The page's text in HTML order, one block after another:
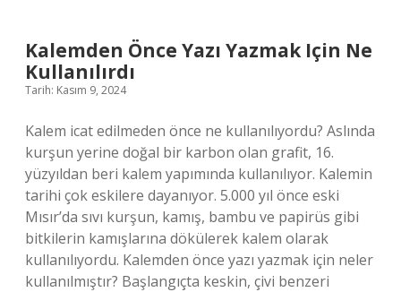
Kalemden Önce Yazı Yazmak Için Ne
Kullanılırdı
Tarih: Kasım 9, 2024
Kalem icat edilmeden önce ne kullanılıyordu? Aslında
kurşun yerine doğal bir karbon olan grafit, 16.
yüzyıldan beri kalem yapımında kullanılıyor. Kalemin
tarihi çok eskilere dayanıyor. 5.000 yıl önce eski
Mısır’da sıvı kurşun, kamış, bambu ve papirüs gibi
bitkilerin kamışlarına dökülerek kalem olarak
kullanılıyordu. Kalemden önce yazı yazmak için neler
kullanılmıştır? Başlangıçta keskin, çivi benzeri